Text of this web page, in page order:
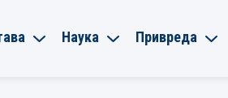
Наука Привреда